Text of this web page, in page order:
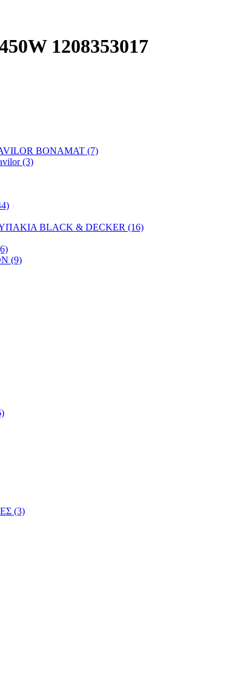
1208353017
BONAMAT (7)
(3)
BLACK & DECKER (16)
(9)
(3)